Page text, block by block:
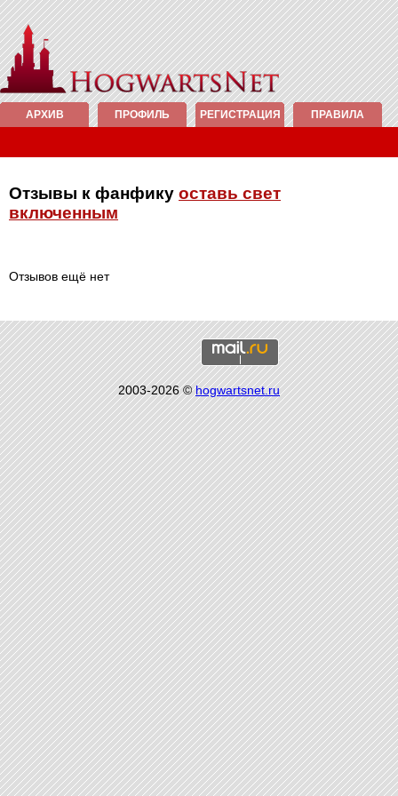
АРХИВ ПРОФИЛЬ РЕГИСТРАЦИЯ ПРАВИЛА
Отзывы к фанфику оставь свет
включенным
Отзывов ещё нет
2003-2026 ©hogwartsnet.ru